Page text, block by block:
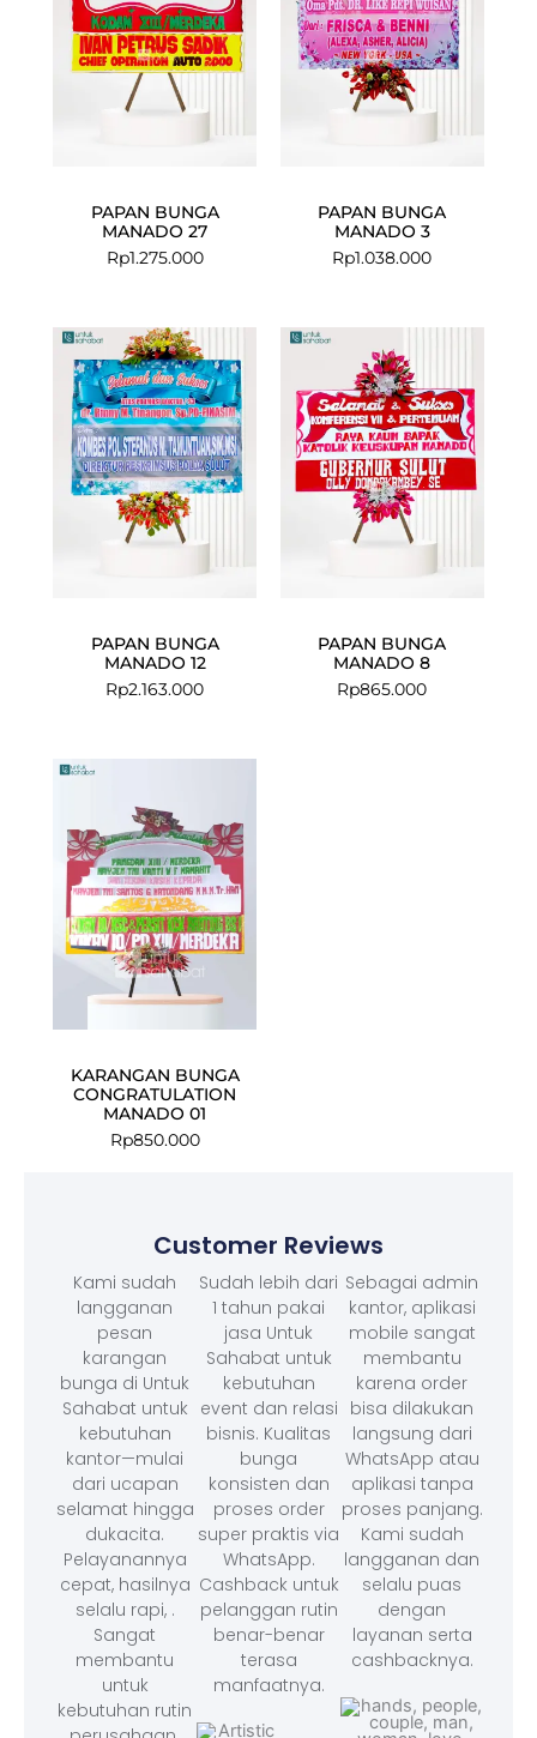
PAPAN BUNGA
MANADO 27
Rp1.275.000
PAPAN BUNGA
MANADO 3
Rp1.038.000
PAPAN BUNGA
MANADO 12
Rp2.163.000
PAPAN BUNGA
MANADO 8
Rp865.000
KARANGAN BUNGA
CONGRATULATION
MANADO 01
Rp850.000
Customer Reviews
Kami sudah
langganan
pesan
karangan
bunga di Untuk
Sahabat untuk
kebutuhan
kantor—mulai
dari ucapan
selamat hingga
dukacita.
Pelayanannya
cepat, hasilnya
selalu rapi, .
Sangat
membantu
untuk
kebutuhan rutin
Sudah lebih dari
1 tahun pakai
jasa Untuk
Sahabat untuk
kebutuhan
event dan relasi
bisnis. Kualitas
bunga
konsisten dan
proses order
super praktis via
WhatsApp.
Cashback untuk
pelanggan rutin
benar-benar
terasa
manfaatnya.
Sebagai admin
kantor, aplikasi
mobile sangat
membantu
karena order
bisa dilakukan
langsung dari
WhatsApp atau
aplikasi tanpa
proses panjang.
Kami sudah
langganan dan
selalu puas
dengan
layanan serta
cashbacknya.